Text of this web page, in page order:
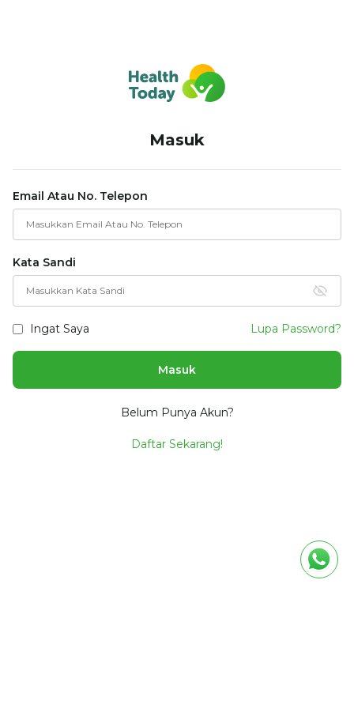
Masuk
Email Atau No. Telepon
Kata Sandi
Ingat Saya Lupa Password?
Masuk
Belum Punya Akun?
Daftar Sekarang!